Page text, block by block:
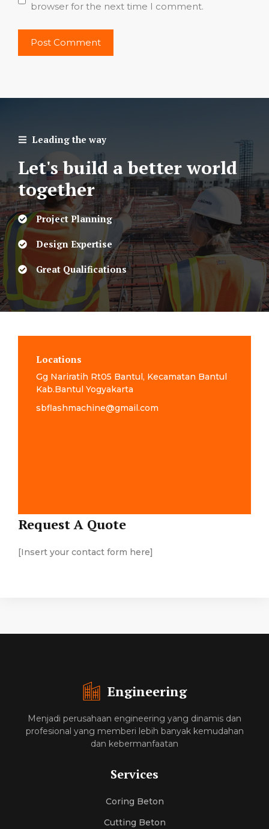
browser for the next time I comment.
Leading the way
Let's build a better world
together
Project Planning
Design Expertise
Great Qualifications
Locations
Gg Nariratih Rt05 Bantul, Kecamatan Bantul
Kab.Bantul Yogyakarta
sbflashmachine@gmail.com
Request A Quote
[Insert your contact form here]
Engineering
Menjadi perusahaan engineering yang dinamis dan
profesional yang memberi lebih banyak kemudahan
dan kebermanfaatan
Services
Coring Beton
Cutting Beton